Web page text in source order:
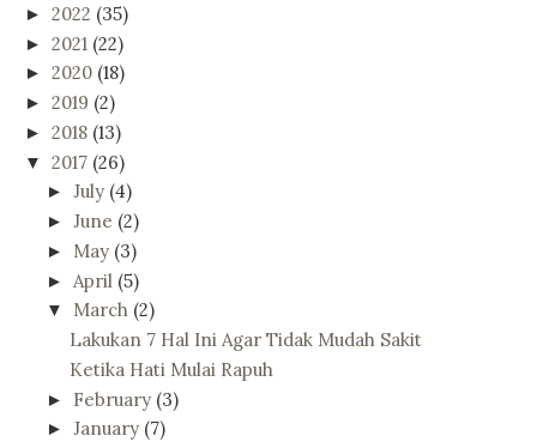
► 2022 (35)
► 2021 (22)
► 2020 (18)
► 2019 (2)
► 2018 (13)
▼ 2017 (26)
► July (4)
► June (2)
► May (3)
► April (5)
▼ March (2)
Lakukan 7 Hal Ini Agar Tidak Mudah Sakit
Ketika Hati Mulai Rapuh
► February (3)
► January (7)